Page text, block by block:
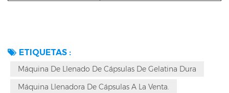
ETIQUETAS :
Máquina De Llenado De Cápsulas De Gelatina Dura
Máquina Llenadora De Cápsulas A La Venta.